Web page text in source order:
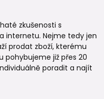
zkušenosti s
internetu. Nejme tedy jen
prodat zboží, kterému
pohybujeme již přes 20
poradit a najít